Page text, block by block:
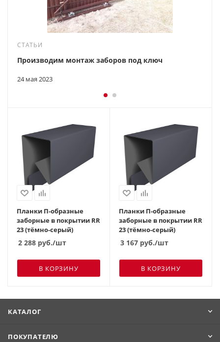
СТАТЬИ
24 мая 2023
Производим монтаж заборов под ключ
Планки П-образные
заборные в покрытии RR
23 (тёмно-серый)
2 288 руб./шт
В КОРЗИНУ
Планки П-образные
заборные в покрытии RR
23 (тёмно-серый)
3 167 руб./шт
В КОРЗИНУ
КАТАЛОГ
ПОКУПАТЕЛЮ